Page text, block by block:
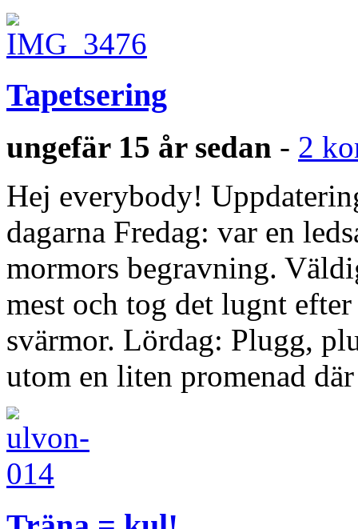
Tapetsering
ungefär 15 år sedan - 2
Hej everybody!
dagarna Fredag: var en
mormors begravning.
mest och tog det lugnt
svärmor. Lördag: Plugg,
utom en liten promenad